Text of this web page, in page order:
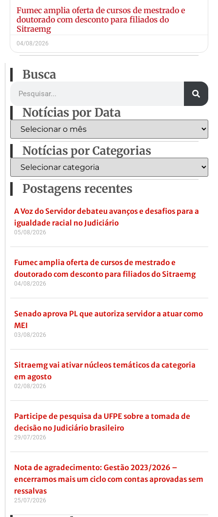
Fumec amplia oferta de cursos de mestrado e
doutorado com desconto para filiados do
Sitraemg
04/08/2026
Busca
Notícias por Data
Notícias por Categorias
Postagens recentes
A Voz do Servidor debateu avanços e desafios para a
igualdade racial no Judiciário
05/08/2026
Fumec amplia oferta de cursos de mestrado e
doutorado com desconto para filiados do Sitraemg
04/08/2026
Senado aprova PL que autoriza servidor a atuar como
MEI
03/08/2026
Sitraemg vai ativar núcleos temáticos da categoria
em agosto
02/08/2026
Participe de pesquisa da UFPE sobre a tomada de
decisão no Judiciário brasileiro
29/07/2026
Nota de agradecimento: Gestão 2023/2026 –
encerramos mais um ciclo com contas aprovadas sem
ressalvas
25/07/2026